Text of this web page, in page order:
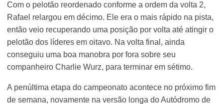
Com o pelotão reordenado conforme a ordem da volta 2,
Rafael relargou em décimo. Ele era o mais rápido na pista,
então veio recuperando uma posição por volta até atingir o
pelotão dos líderes em oitavo. Na volta final, ainda
conseguiu uma boa manobra por fora sobre seu
companheiro Charlie Wurz, para terminar em sétimo.
A penúltima etapa do campeonato acontece no próximo fim
de semana, novamente na versão longa do Autódromo de